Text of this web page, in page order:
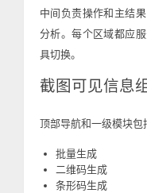
中间负责操作和主结
分析。每个区域都应
具切换。
截图可见信息
顶部导航和一级模块包
批量生成
二维码生成
条形码生成